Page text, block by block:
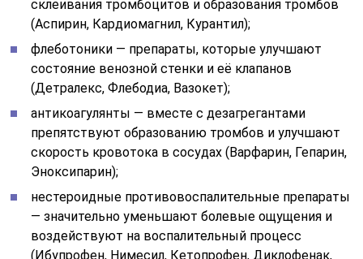
склеивания тромбоцитов и образования тромбов
(Аспирин, Кардиомагнил, Курантил);
флеботоники — препараты, которые улучшают
состояние венозной стенки и её клапанов
(Детралекс, Флебодиа, Вазокет);
антикоагулянты — вместе с дезагрегантами
препятствуют образованию тромбов и улучшают
скорость кровотока в сосудах (Варфарин, Гепарин,
Эноксипарин);
нестероидные противовоспалительные препараты
— значительно уменьшают болевые ощущения и
воздействуют на воспалительный процесс
(Ибупрофен, Нимесил, Кетопрофен, Диклофенак,